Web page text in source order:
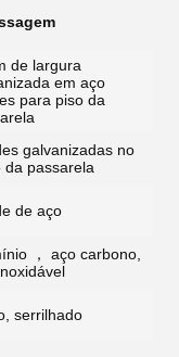
de largura
em aço
para piso da
galvanizadas no
da passarela
de aço
， aço carbono,
serrilhado